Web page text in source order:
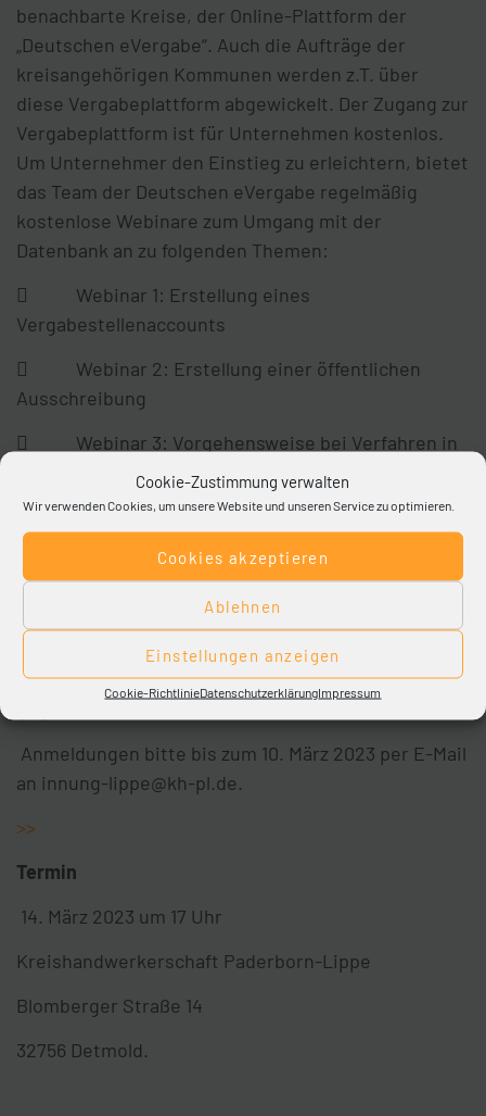
Cookie-Zustimmung verwalten
Wir verwenden Cookies, um unsere Website und unseren Service zu optimieren.
Cookies akzeptieren
Ablehnen
Einstellungen anzeigen
Cookie-RichtlinieDatenschutzerklärungImpressum
benachbarte Kreise, der Online-Plattform der
„Deutschen eVergabe“. Auch die Aufträge der
kreisangehörigen Kommunen werden z.T. über
diese Vergabeplattform abgewickelt. Der Zugang zur
Vergabeplattform ist für Unternehmen kostenlos.
Um Unternehmer den Einstieg zu erleichtern, bietet
das Team der Deutschen eVergabe regelmäßig
kostenlose Webinare zum Umgang mit der
Datenbank an zu folgenden Themen:
 Webinar 1: Erstellung eines
Vergabestellenaccounts
 Webinar 2: Erstellung einer öffentlichen
Ausschreibung
 Webinar 3: Vorgehensweise bei Verfahren in
 Webinar 4: Bieterwebinar
Im Rahmen der oben genannten Veranstaltung
sollen Lösungen für gängige Fehler an die Hand
Anmeldungen bitte bis zum 10. März 2023 per E-Mail
an innung-lippe@kh-pl.de.
>>
Termin
14. März 2023 um 17 Uhr
Kreishandwerkerschaft Paderborn-Lippe
Blomberger Straße 14
32756 Detmold.